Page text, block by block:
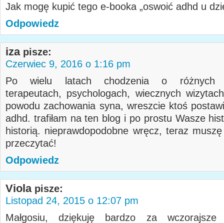
Jak mogę kupić tego e-booka „oswoić adhd u
Odpowiedz
iza pisze:
Czerwiec 9, 2016 o 1:16 pm
Po wielu latach chodzenia o różnych
terapeutach, psychologach, wiecznych
powodu zachowania syna, wreszcie ktoś
adhd. trafiłam na ten blog i po prostu Wasze
historią. nieprawdopodobne wręcz, teraz
przeczytać!
Odpowiedz
Viola pisze:
Listopad 24, 2015 o 12:07 pm
Małgosiu, dziękuję bardzo za wczorajsze